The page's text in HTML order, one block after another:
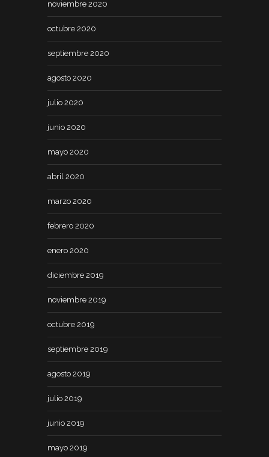
noviembre 2020
octubre 2020
septiembre 2020
agosto 2020
julio 2020
junio 2020
mayo 2020
abril 2020
marzo 2020
febrero 2020
enero 2020
diciembre 2019
noviembre 2019
octubre 2019
septiembre 2019
agosto 2019
julio 2019
junio 2019
mayo 2019